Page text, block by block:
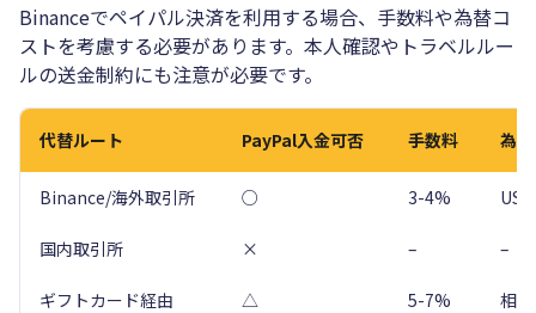
Binanceでペイパル決済を利用する場合、手数料や為替コ
ストを考慮する必要があります。本人確認やトラベルルー
ルの送金制約にも注意が必要です。
代替ルート PayPal入金可否 手数料 為
Binance/海外取引所 ○ 3-4%
国内取引所 × – –
ギフトカード経由 △ 5-7% 相